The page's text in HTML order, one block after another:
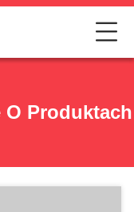
O Produktach